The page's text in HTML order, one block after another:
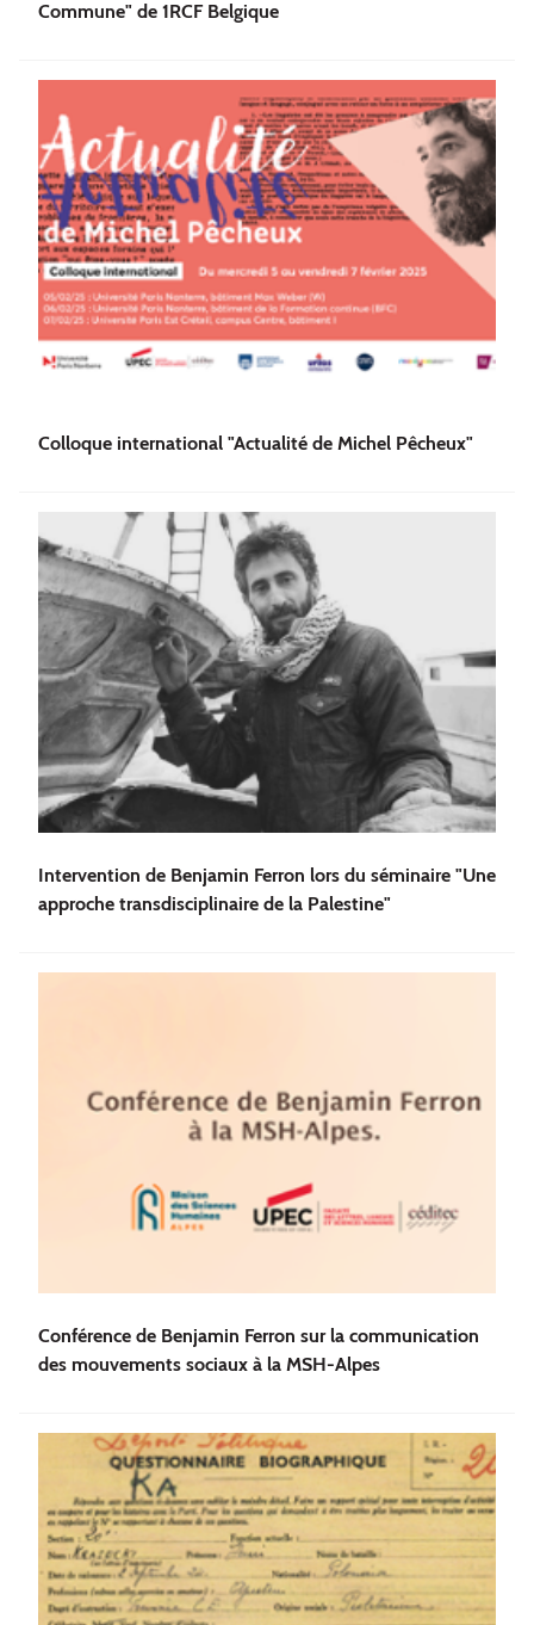
Commune" de 1RCF Belgique
Colloque international "Actualité de Michel Pêcheux"
Intervention de Benjamin Ferron lors du séminaire "Une
approche transdisciplinaire de la Palestine"
Conférence de Benjamin Ferron sur la communication
des mouvements sociaux à la MSH-Alpes